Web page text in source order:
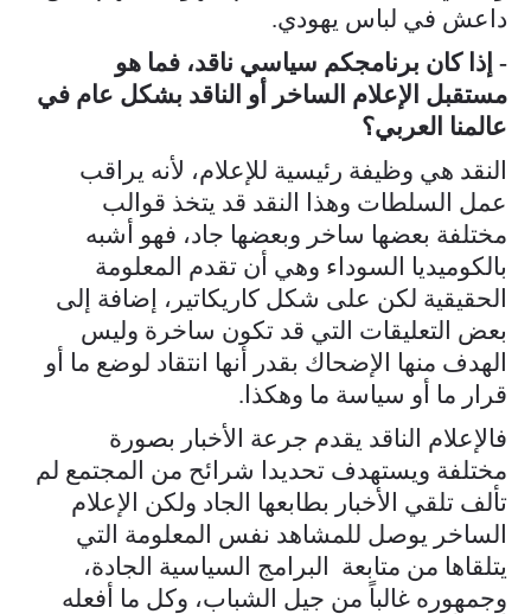
داعش في لباس يهودي.
- إذا كان برنامجكم سياسي ناقد، فما هو
مستقبل الإعلام الساخر أو الناقد بشكل عام في
عالمنا العربي؟
النقد هي وظيفة رئيسية للإعلام، لأنه يراقب
عمل السلطات وهذا النقد قد يتخذ قوالب
مختلفة بعضها ساخر وبعضها جاد، فهو أشبه
بالكوميديا السوداء وهي أن تقدم المعلومة
الحقيقية لكن على شكل كاريكاتير، إضافة إلى
بعض التعليقات التي قد تكون ساخرة وليس
الهدف منها الإضحاك بقدر أنها انتقاد لوضع ما أو
قرار ما أو سياسة ما وهكذا.
فالإعلام الناقد يقدم جرعة الأخبار بصورة
مختلفة ويستهدف تحديدا شرائح من المجتمع لم
تألف تلقي الأخبار بطابعها الجاد ولكن الإعلام
الساخر يوصل للمشاهد نفس المعلومة التي
يتلقاها من متابعة البرامج السياسية الجادة،
وجمهوره غالباً من جيل الشباب، وكل ما أفعله